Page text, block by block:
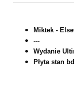
Miktek -
---
Wydanie
Płyta stan